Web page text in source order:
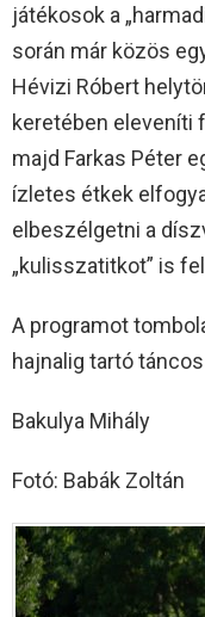
játékosok a
során már közös
Hévizi Róbert
keretében eleveníti
majd Farkas Péter
ízletes étkek
elbeszélgetni a
„kulisszatitkot” is
A programot
hajnalig tartó
Bakulya Mihály
Fotó: Babák Zoltán